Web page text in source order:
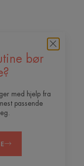
bør
med hjelp fra
passende
spørsmål